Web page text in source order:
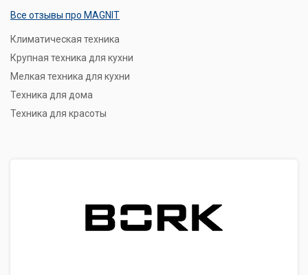
Все отзывы про MAGNIT
Климатическая техника
Крупная техника для кухни
Мелкая техника для кухни
Техника для дома
Техника для красоты